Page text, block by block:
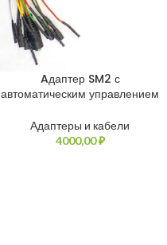
Aдаптер SM2 с
автоматическим управлением
Адаптеры и кабели
4000,00₽